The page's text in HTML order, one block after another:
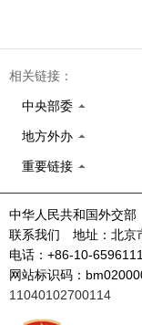
相关链接：
中央部委
地方外办
重要链接
中华人民共和国外交
联系我们 地址：北京
电话：+86-10-
网站标识码：
11040102700114